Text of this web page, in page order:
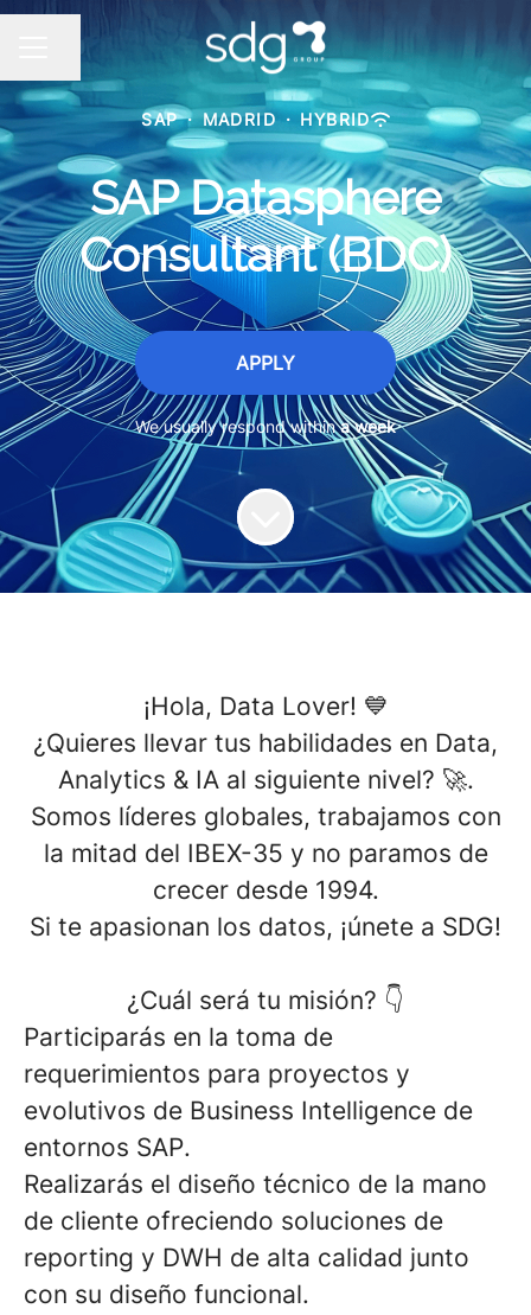
CAREER MENU
Share page
SAP · MADRID · HYBRID
SAP Datasphere
Consultant (BDC)
APPLY
We usually respond withina week
¡Hola, Data Lover! 💙
¿Quieres llevar tus habilidades en Data,
Analytics & IAal siguiente nivel? 🚀.
Somos líderes globales, trabajamos con
la mitad del IBEX-35 y no paramos de
crecer desde 1994.
Si te apasionan los datos, ¡únete a SDG!
¿Cuál será tu misión? 👇
Participarás en la toma de
requerimientos para proyectos y
evolutivos de Business Intelligence de
entornos SAP.
Realizarás el diseño técnico de la mano
de cliente ofreciendo soluciones de
reporting y DWH de alta calidad junto
con su diseño funcional.